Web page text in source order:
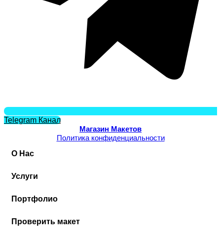
Telegram Канал
Магазин Макетов
Политика конфиденциальности
О Нас
Услуги
Портфолио
Проверить макет